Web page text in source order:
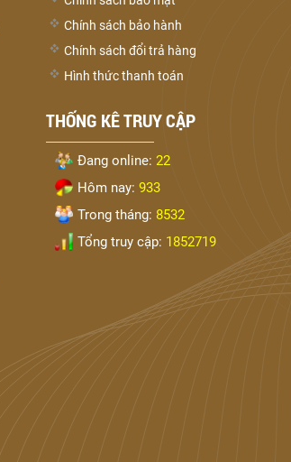
Chính sách bảo hành
Chính sách đổi trả hàng
Hình thức thanh toán
THỐNG KÊ TRUY CẬP
Đang online: 22
Hôm nay: 933
Trong tháng: 8532
Tổng truy cập: 1852719